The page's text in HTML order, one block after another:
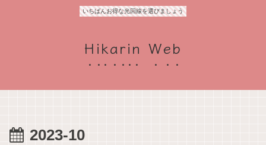
いちばんお得な光回線を選びましょう
Hikarin Web
2023-10